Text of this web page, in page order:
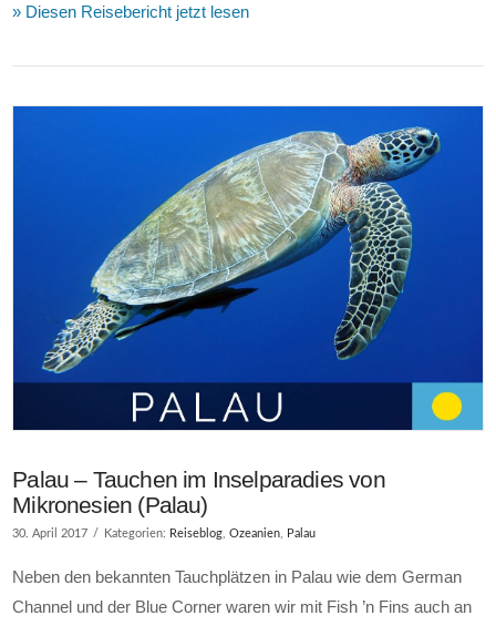
» Diesen Reisebericht jetzt lesen
Palau – Tauchen im Inselparadies von
Mikronesien (Palau)
30. April 2017 Kategorien: Reiseblog,Ozeanien, Palau
Neben den bekannten Tauchplätzen in Palau wie dem German
Channel und der Blue Corner waren wir mit Fish ’n Fins auch an